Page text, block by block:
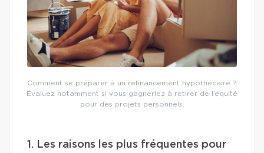
Comment se préparer à un refinancement hypothécaire ?
Évaluez notamment si vous gagneriez à retirer de l’équité
pour des projets personnels.
1. Les raisons les plus fréquentes pour